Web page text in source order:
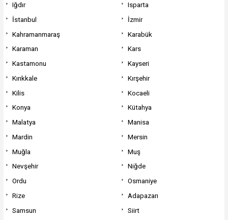
Iğdır
Isparta
İstanbul
İzmir
Kahramanmaraş
Karabük
Karaman
Kars
Kastamonu
Kayseri
Kırıkkale
Kırşehir
Kilis
Kocaeli
Konya
Kütahya
Malatya
Manisa
Mardin
Mersin
Muğla
Muş
Nevşehir
Niğde
Ordu
Osmaniye
Rize
Adapazarı
Samsun
Siirt